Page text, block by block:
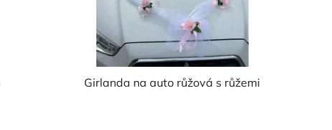
Girlanda na auto růžová s růžemi